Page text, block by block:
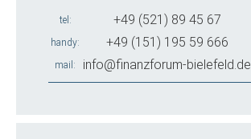
tel +49 (521) 89 45 67
handy +49 (151) 195 59 666
mail info@finanzforum-bielefeld.de